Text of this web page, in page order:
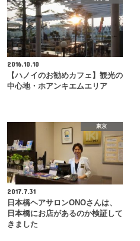
2016.10.10
【ハノイのお勧めカフェ】観光の
中心地・ホアンキエムエリア
東京
2017.7.31
日本橋ヘアサロンONOさんは、
日本橋にお店があるのか検証して
きました